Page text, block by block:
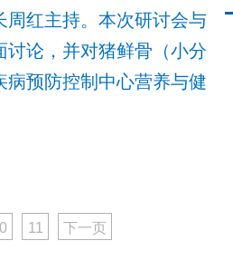
周红主持。本次研讨会与
论，并对猪鲜骨（小分
预防控制中心营养与健
11 下一页